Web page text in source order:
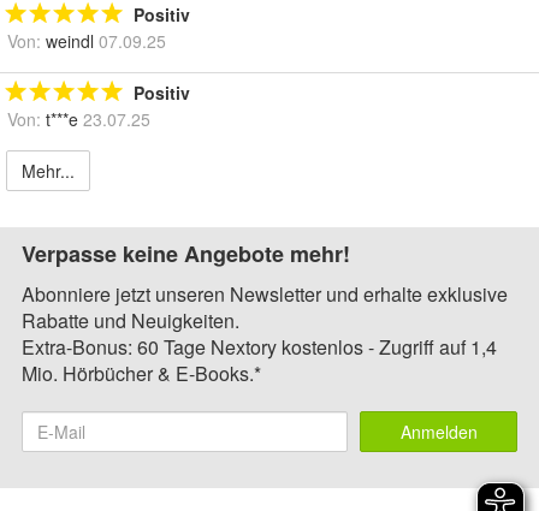
Positiv
Von: weindl 07.09.25
Positiv
Von: t***e 23.07.25
Mehr...
Verpasse keine Angebote mehr!
Abonniere jetzt unseren Newsletter und erhalte exklusive
Rabatte und Neuigkeiten.
Extra-Bonus: 60 Tage Nextory kostenlos - Zugriff auf 1,4
Mio. Hörbücher & E-Books.*
Anmelden